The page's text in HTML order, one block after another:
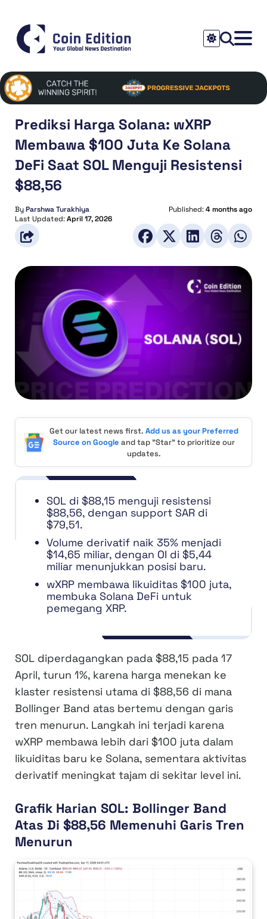
Prediksi Harga Solana: wXRP
Membawa $100 Juta Ke Solana
DeFi Saat SOL Menguji Resistensi
$88,56
ByParshwa Turakhiya Published:4 months ago
Last Updated:April 17, 2026
Get our latest news first. Add us as your Preferred
Source on Google and tap "Star" to prioritize our
updates.
SOL di $88,15 menguji resistensi
$88,56, dengan support SAR di
$79,51.
Volume derivatif naik 35% menjadi
$14,65 miliar, dengan OI di $5,44
miliar menunjukkan posisi baru.
wXRP membawa likuiditas $100 juta,
membuka Solana DeFi untuk
pemegang XRP.
SOL diperdagangkan pada $88,15 pada 17
April, turun 1%, karena harga menekan ke
klaster resistensi utama di $88,56 di mana
Bollinger Band atas bertemu dengan garis
tren menurun. Langkah ini terjadi karena
wXRP membawa lebih dari $100 juta dalam
likuiditas baru ke Solana, sementara aktivitas
derivatif meningkat tajam di sekitar level ini.
Grafik Harian SOL: Bollinger Band
Atas Di $88,56 Memenuhi Garis Tren
Menurun